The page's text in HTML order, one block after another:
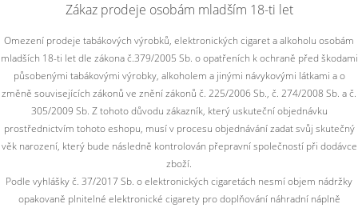
Zákaz prodeje osobám mladším 18-ti let
Omezení prodeje tabákových výrobků, elektronických cigaret a alkoholu osobám
mladších 18-ti let dle zákona č.379/2005 Sb. o opatřeních k ochraně před škodami
působenými tabákovými výrobky, alkoholem a jinými návykovými látkami a o
změně souvisejících zákonů ve znění zákonů č. 225/2006 Sb., č. 274/2008 Sb. a č.
305/2009 Sb. Z tohoto důvodu zákazník, který uskuteční objednávku
prostřednictvím tohoto eshopu, musí v procesu objednávání zadat svůj skutečný
věk narození, který bude následně kontrolován přepravní společností při dodávce
zboží.
Podle vyhlášky č. 37/2017 Sb. o elektronických cigaretách nesmí objem nádržky
opakovaně plnitelné elektronické cigarety pro doplňování náhradní náplně